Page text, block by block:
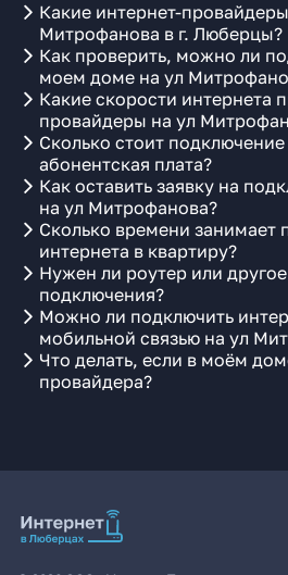
Какие интернет-
Митрофанова в г. Люберцы?
Как проверить, можно ли
моем доме на ул
Какие скорости интернета
провайдеры на ул
Сколько стоит
абонентская плата?
Как оставить заявку на
на ул Митрофанова?
Сколько времени занимает
интернета в квартиру?
Нужен ли роутер или
подключения?
Можно ли подключить
мобильной связью на ул
Что делать, если в моём
провайдера?